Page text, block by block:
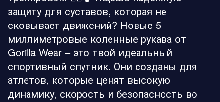
защиту для суставов, которая не
сковывает движений? Новые 5-
миллиметровые коленные рукава от
Gorilla Wear – это твой идеальный
спортивный спутник. Они созданы для
атлетов, которые ценят высокую
динамику, скорость и безопасность во